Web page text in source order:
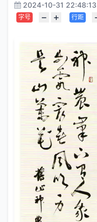
2024-10-31 22:48:13
字号 − + 行距